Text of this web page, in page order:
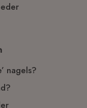
nagels?